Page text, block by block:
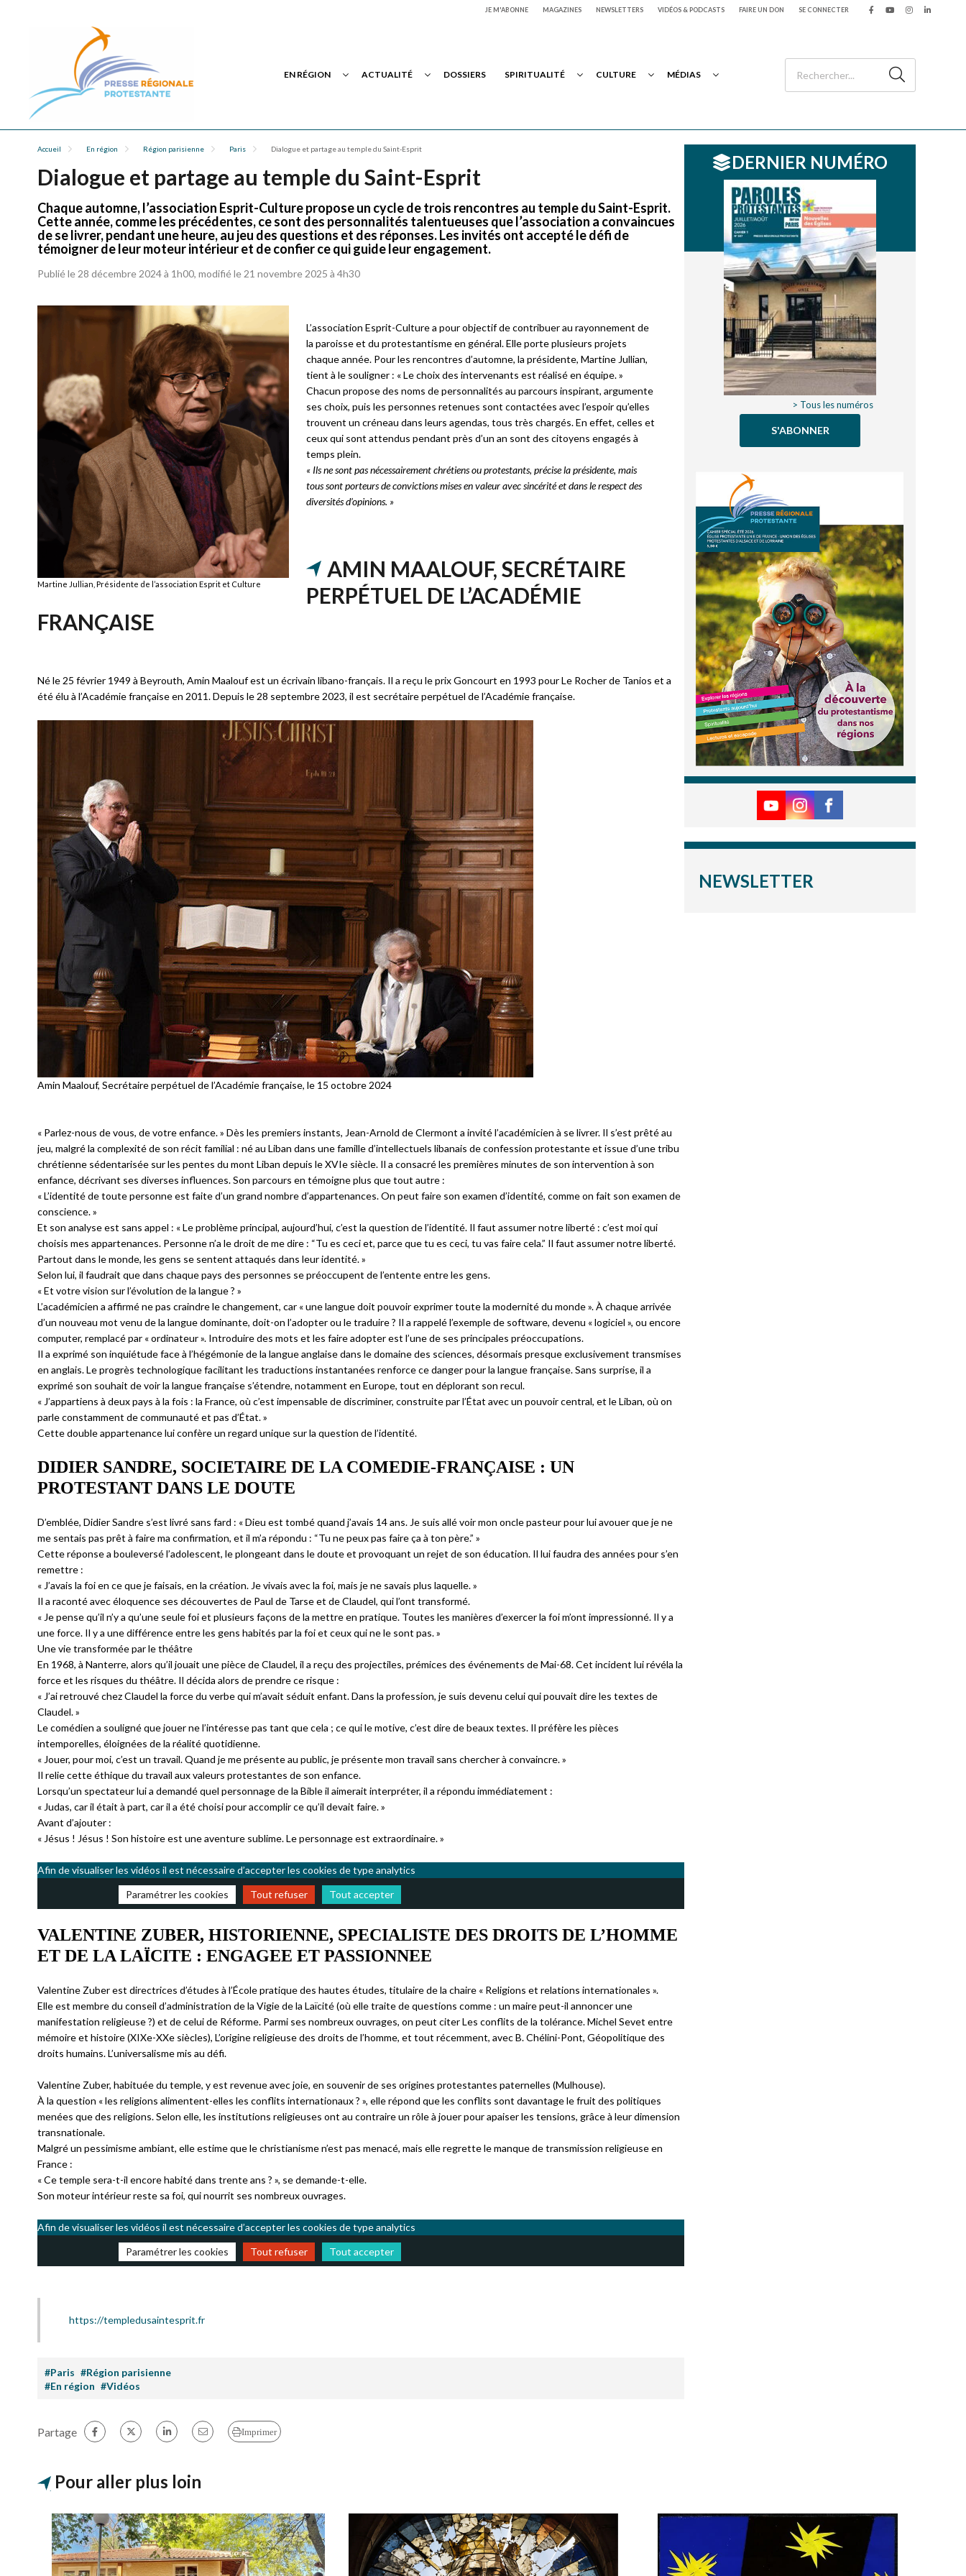
JE M'ABONNE MAGAZINES NEWSLETTERS VIDÉOS & PODCASTS FAIRE UN DON SE CONNECTER
EN RÉGION ACTUALITÉ DOSSIERS SPIRITUALITÉ CULTURE MÉDIAS
Accueil En région Région parisienne Paris Dialogue et partage au temple du Saint-Esprit
Dialogue et partage au temple du Saint-Esprit
Chaque automne, l’association Esprit-Culture propose un cycle de trois rencontres au temple du Saint-Esprit.
Cette année, comme les précédentes, ce sont des personnalités talentueuses que l’association a convaincues
de se livrer, pendant une heure, au jeu des questions et des réponses. Les invités ont accepté le défi de
témoigner de leur moteur intérieur et de confier ce qui guide leur engagement.
Publié le 28 décembre 2024 à 1h00, modifié le 21 novembre 2025 à 4h30
Martine Jullian, Présidente de l’association Esprit et Culture
L’association Esprit-Culture a pour objectif de contribuer au rayonnement de
la paroisse et du protestantisme en général. Elle porte plusieurs projets
chaque année. Pour les rencontres d’automne, la présidente, Martine Jullian,
tient à le souligner : « Le choix des intervenants est réalisé en équipe. »
Chacun propose des noms de personnalités au parcours inspirant, argumente
ses choix, puis les personnes retenues sont contactées avec l’espoir qu’elles
trouvent un créneau dans leurs agendas, tous très chargés. En effet, celles et
ceux qui sont attendus pendant près d’un an sont des citoyens engagés à
temps plein.
« Ils ne sont pas nécessairement chrétiens ou protestants, précise la présidente, mais
tous sont porteurs de convictions mises en valeur avec sincérité et dans le respect des
diversités d’opinions. »
AMIN MAALOUF, SECRÉTAIRE
PERPÉTUEL DE L’ACADÉMIE
FRANÇAISE
Né le 25 février 1949 à Beyrouth, Amin Maalouf est un écrivain libano-français. Il a reçu le prix Goncourt en 1993 pour Le Rocher de Tanios et a
été élu à l’Académie française en 2011. Depuis le 28 septembre 2023, il est secrétaire perpétuel de l’Académie française.
Amin Maalouf, Secrétaire perpétuel de l’Académie française, le 15 octobre 2024
« Parlez-nous de vous, de votre enfance. » Dès les premiers instants, Jean-Arnold de Clermont a invité l’académicien à se livrer. Il s’est prêté au
jeu, malgré la complexité de son récit familial : né au Liban dans une famille d’intellectuels libanais de confession protestante et issue d’une tribu
chrétienne sédentarisée sur les pentes du mont Liban depuis le XVIe siècle. Il a consacré les premières minutes de son intervention à son
enfance, décrivant ses diverses influences. Son parcours en témoigne plus que tout autre :
« L’identité de toute personne est faite d’un grand nombre d’appartenances. On peut faire son examen d’identité, comme on fait son examen de
conscience. »
Et son analyse est sans appel : « Le problème principal, aujourd’hui, c’est la question de l’identité. Il faut assumer notre liberté : c’est moi qui
choisis mes appartenances. Personne n’a le droit de me dire : “Tu es ceci et, parce que tu es ceci, tu vas faire cela.” Il faut assumer notre liberté.
Partout dans le monde, les gens se sentent attaqués dans leur identité. »
Selon lui, il faudrait que dans chaque pays des personnes se préoccupent de l’entente entre les gens.
« Et votre vision sur l’évolution de la langue ? »
L’académicien a affirmé ne pas craindre le changement, car « une langue doit pouvoir exprimer toute la modernité du monde ». À chaque arrivée
d’un nouveau mot venu de la langue dominante, doit-on l’adopter ou le traduire ? Il a rappelé l’exemple de software, devenu « logiciel », ou encore
computer, remplacé par « ordinateur ». Introduire des mots et les faire adopter est l’une de ses principales préoccupations.
Il a exprimé son inquiétude face à l’hégémonie de la langue anglaise dans le domaine des sciences, désormais presque exclusivement transmises
en anglais. Le progrès technologique facilitant les traductions instantanées renforce ce danger pour la langue française. Sans surprise, il a
exprimé son souhait de voir la langue française s’étendre, notamment en Europe, tout en déplorant son recul.
« J’appartiens à deux pays à la fois : la France, où c’est impensable de discriminer, construite par l’État avec un pouvoir central, et le Liban, où on
parle constamment de communauté et pas d’État. »
Cette double appartenance lui confère un regard unique sur la question de l’identité.
DIDIER SANDRE, SOCIETAIRE DE LA COMEDIE-FRANÇAISE : UN
PROTESTANT DANS LE DOUTE
D’emblée, Didier Sandre s’est livré sans fard : « Dieu est tombé quand j’avais 14 ans. Je suis allé voir mon oncle pasteur pour lui avouer que je ne
me sentais pas prêt à faire ma confirmation, et il m’a répondu : “Tu ne peux pas faire ça à ton père.” »
Cette réponse a bouleversé l’adolescent, le plongeant dans le doute et provoquant un rejet de son éducation. Il lui faudra des années pour s’en
remettre :
« J’avais la foi en ce que je faisais, en la création. Je vivais avec la foi, mais je ne savais plus laquelle. »
Il a raconté avec éloquence ses découvertes de Paul de Tarse et de Claudel, qui l’ont transformé.
« Je pense qu’il n’y a qu’une seule foi et plusieurs façons de la mettre en pratique. Toutes les manières d’exercer la foi m’ont impressionné. Il y a
une force. Il y a une différence entre les gens habités par la foi et ceux qui ne le sont pas. »
Une vie transformée par le théâtre
En 1968, à Nanterre, alors qu’il jouait une pièce de Claudel, il a reçu des projectiles, prémices des événements de Mai-68. Cet incident lui révéla la
force et les risques du théâtre. Il décida alors de prendre ce risque :
« J’ai retrouvé chez Claudel la force du verbe qui m’avait séduit enfant. Dans la profession, je suis devenu celui qui pouvait dire les textes de
Claudel. »
Le comédien a souligné que jouer ne l’intéresse pas tant que cela ; ce qui le motive, c’est dire de beaux textes. Il préfère les pièces
intemporelles, éloignées de la réalité quotidienne.
« Jouer, pour moi, c’est un travail. Quand je me présente au public, je présente mon travail sans chercher à convaincre. »
Il relie cette éthique du travail aux valeurs protestantes de son enfance.
Lorsqu’un spectateur lui a demandé quel personnage de la Bible il aimerait interpréter, il a répondu immédiatement :
« Judas, car il était à part, car il a été choisi pour accomplir ce qu’il devait faire. »
Avant d’ajouter :
« Jésus ! Jésus ! Son histoire est une aventure sublime. Le personnage est extraordinaire. »
Afin de visualiser les vidéos il est nécessaire d’accepter les cookies de type analytics
Paramétrer les cookies
Tout refuser Tout accepter
VALENTINE ZUBER, HISTORIENNE, SPECIALISTE DES DROITS DE L’HOMME
ET DE LA LAÏCITE : ENGAGEE ET PASSIONNEE
Valentine Zuber est directrices d’études à l’École pratique des hautes études, titulaire de la chaire « Religions et relations internationales ».
Elle est membre du conseil d’administration de la Vigie de la Laïcité (où elle traite de questions comme : un maire peut-il annoncer une
manifestation religieuse ?) et de celui de Réforme. Parmi ses nombreux ouvrages, on peut citer Les conflits de la tolérance. Michel Sevet entre
mémoire et histoire (XIXe-XXe siècles), L’origine religieuse des droits de l’homme, et tout récemment, avec B. Chélini-Pont, Géopolitique des
droits humains. L’universalisme mis au défi.
Valentine Zuber, habituée du temple, y est revenue avec joie, en souvenir de ses origines protestantes paternelles (Mulhouse).
À la question « les religions alimentent-elles les conflits internationaux ? », elle répond que les conflits sont davantage le fruit des politiques
menées que des religions. Selon elle, les institutions religieuses ont au contraire un rôle à jouer pour apaiser les tensions, grâce à leur dimension
transnationale.
Malgré un pessimisme ambiant, elle estime que le christianisme n’est pas menacé, mais elle regrette le manque de transmission religieuse en
France :
« Ce temple sera-t-il encore habité dans trente ans ? », se demande-t-elle.
Son moteur intérieur reste sa foi, qui nourrit ses nombreux ouvrages.
Afin de visualiser les vidéos il est nécessaire d’accepter les cookies de type analytics
Paramétrer les cookies
Tout refuser Tout accepter
https://templedusaintesprit.fr
#Paris #Région parisienne
#En région #Vidéos
DERNIER NUMÉRO
> Tous les numéros
S'ABONNER
NEWSLETTER
Partage Imprimer
Pour aller plus loin